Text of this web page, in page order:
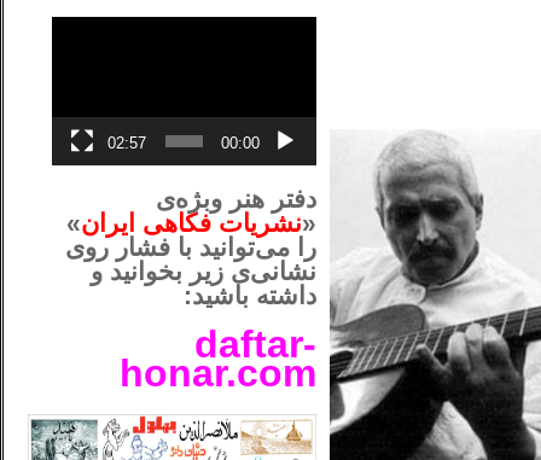
00:00
02:57
دفتر هنر وبژه‌ی
«نشریات فکاهی ایران»
را می‌توانید با فشار روی
نشانی‌ی زیر بخوانید و
داشته باشید:
daftar-
honar.com